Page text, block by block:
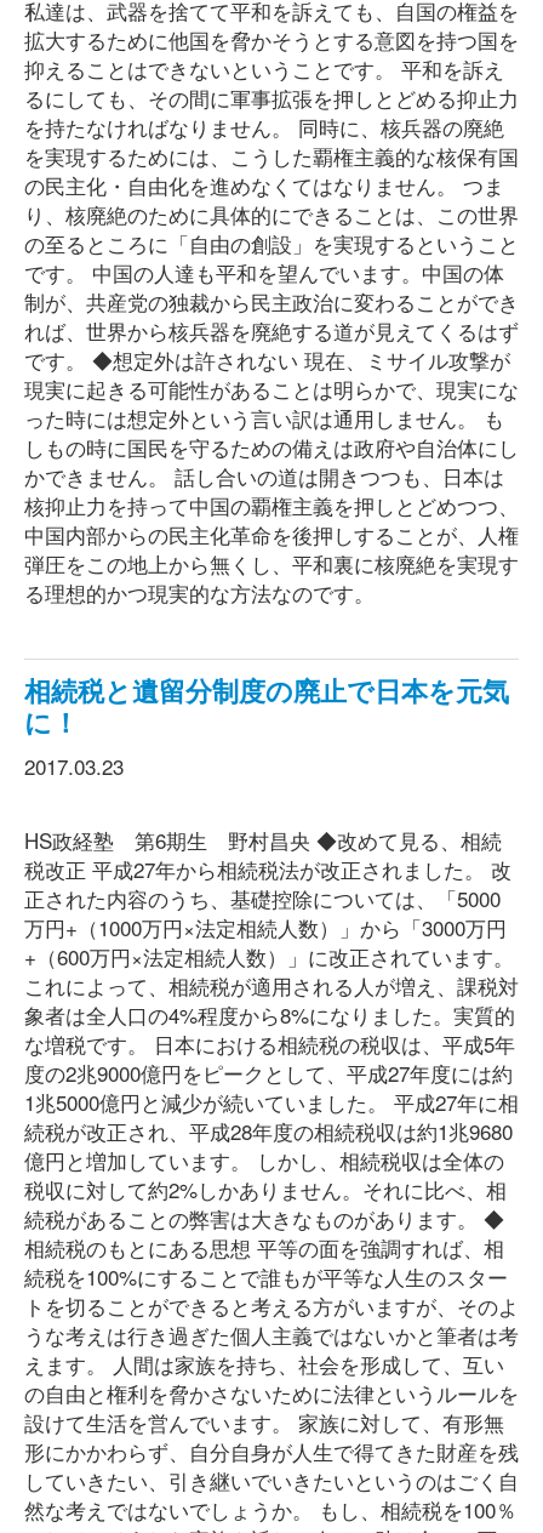
私達は、武器を捨てて平和を訴えても、自国の権益を
拡大するために他国を脅かそうとする意図を持つ国を
抑えることはできないということです。 平和を訴え
るにしても、その間に軍事拡張を押しとどめる抑止力
を持たなければなりません。 同時に、核兵器の廃絶
を実現するためには、こうした覇権主義的な核保有国
の民主化・自由化を進めなくてはなりません。 つま
り、核廃絶のために具体的にできることは、この世界
の至るところに「自由の創設」を実現するということ
です。 中国の人達も平和を望んでいます。中国の体
制が、共産党の独裁から民主政治に変わることができ
れば、世界から核兵器を廃絶する道が見えてくるはず
です。 ◆想定外は許されない 現在、ミサイル攻撃が
現実に起きる可能性があることは明らかで、現実にな
った時には想定外という言い訳は通用しません。 も
しもの時に国民を守るための備えは政府や自治体にし
かできません。 話し合いの道は開きつつも、日本は
核抑止力を持って中国の覇権主義を押しとどめつつ、
中国内部からの民主化革命を後押しすることが、人権
弾圧をこの地上から無くし、平和裏に核廃絶を実現す
る理想的かつ現実的な方法なのです。
相続税と遺留分制度の廃止で日本を元気
に！
2017.03.23
HS政経塾 第6期生 野村昌央 ◆改めて見る、相続
税改正 平成27年から相続税法が改正されました。 改
正された内容のうち、基礎控除については、「5000
万円+（1000万円×法定相続人数）」から「3000万円
+（600万円×法定相続人数）」に改正されています。
これによって、相続税が適用される人が増え、課税対
象者は全人口の4%程度から8%になりました。実質的
な増税です。 日本における相続税の税収は、平成5年
度の2兆9000億円をピークとして、平成27年度には約
1兆5000億円と減少が続いていました。 平成27年に相
続税が改正され、平成28年度の相続税収は約1兆9680
億円と増加しています。 しかし、相続税収は全体の
税収に対して約2%しかありません。それに比べ、相
続税があることの弊害は大きなものがあります。 ◆
相続税のもとにある思想 平等の面を強調すれば、相
続税を100%にすることで誰もが平等な人生のスター
トを切ることができると考える方がいますが、そのよ
うな考えは行き過ぎた個人主義ではないかと筆者は考
えます。 人間は家族を持ち、社会を形成して、互い
の自由と権利を脅かさないために法律というルールを
設けて生活を営んでいます。 家族に対して、有形無
形にかかわらず、自分自身が人生で得てきた財産を残
していきたい、引き継いでいきたいというのはごく自
然な考えではないでしょうか。 もし、相続税を100％